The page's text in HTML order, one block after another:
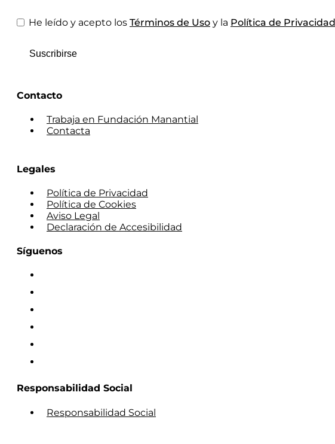
He leído y acepto los Términos de Uso y la Política de Privacidad
Suscribirse
Contacto
Trabaja en Fundación Manantial
Contacta
Legales
Política de Privacidad
Política de Cookies
Aviso Legal
Declaración de Accesibilidad
Síguenos
Responsabilidad Social
Responsabilidad Social